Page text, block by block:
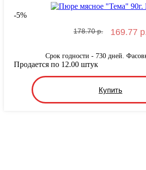
-5%
178.70 р. 169.77
Срок годности - 730 дней.
Купить
Продается по 12.00 штук